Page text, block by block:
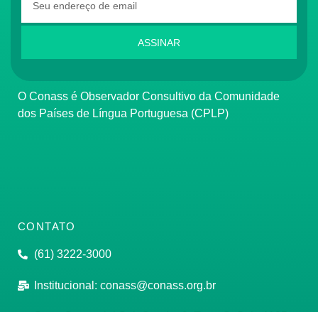
ASSINAR
O Conass é Observador Consultivo da Comunidade
dos Países de Língua Portuguesa (CPLP)
CONTATO
(61) 3222-3000
Institucional: conass@conass.org.br